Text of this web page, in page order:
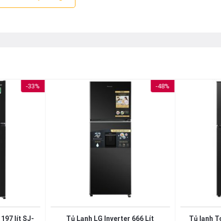
bên trong ổn định, góp phần nâng cao hiệu quả bảo quản
giúp người dùng thuận tiện hơn trong thao tác cài đặt. Hơn
-33%
lít SJ-
-48%
Tủ Lạnh LG Inverter 666 Lít Tủ lạnh